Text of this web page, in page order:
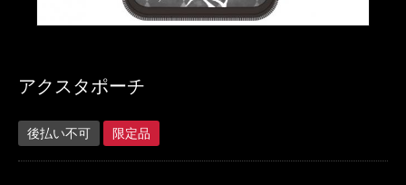
アクスタポーチ
後払い不可 限定品